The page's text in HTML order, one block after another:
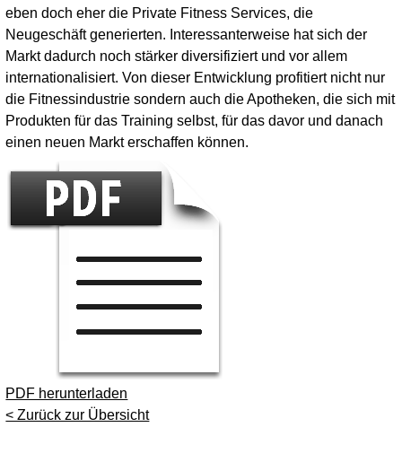
eben doch eher die Private Fitness Services, die
Neugeschäft generierten. Interessanterweise hat sich der
Markt dadurch noch stärker diversifiziert und vor allem
internationalisiert. Von dieser Entwicklung profitiert nicht nur
die Fitnessindustrie sondern auch die Apotheken, die sich mit
Produkten für das Training selbst, für das davor und danach
einen neuen Markt erschaffen können.
PDF herunterladen
< Zurück zur Übersicht